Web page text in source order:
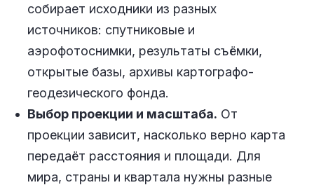
собирает исходники из разных
источников: спутниковые и
аэрофотоснимки, результаты съёмки,
открытые базы, архивы картографо-
геодезического фонда.
Выбор проекции и масштаба. От
проекции зависит, насколько верно карта
передаёт расстояния и площади. Для
мира, страны и квартала нужны разные